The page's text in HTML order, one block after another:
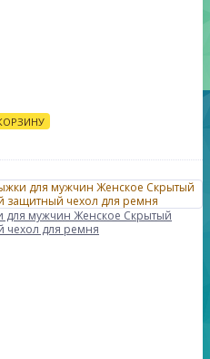
для мужчин Женское Скрытый
чехол для ремня